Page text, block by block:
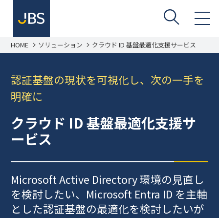
HOME ソリューション クラウド ID 基盤最適化支援サービス
認証基盤の現状を可視化し、次の一手を
明確に
クラウド ID 基盤最適化支援サ
ービス
Microsoft Active Directory 環境の見直し
を検討したい、Microsoft Entra ID を主軸
とした認証基盤の最適化を検討したいが